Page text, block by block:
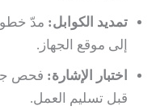
تمديد الكوابل: مدّ
إلى موقع الجهاز.
اختبار الإشارة: فحص
قبل تسليم العمل.